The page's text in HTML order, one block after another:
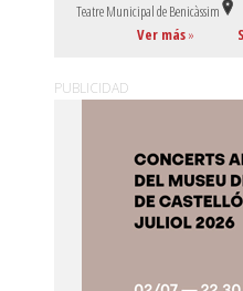
Teatre Municipal de Benicàssim
Ver más»
PUBLICIDAD